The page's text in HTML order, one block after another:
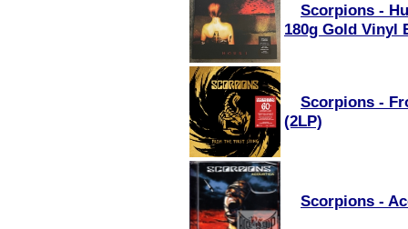
Scorpions -
180g Gold Vinyl
Scorpions -
(2LP)
Scorpions -